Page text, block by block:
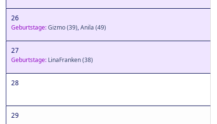
26
Geburtstage:Gizmo(39),Anila (49)
27
Geburtstage: LinaFranken(38)
28
29